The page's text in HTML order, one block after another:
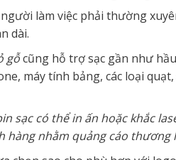
làm việc phải thường
dài.
gỗcũng hỗ trợ sạc gần như
máy tính bảng, các loại
sạc có thể in ấn hoặc khắc
hàng nhằm quảng cáo thương